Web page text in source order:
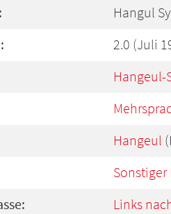
Hangul
2.0 (Juli
Hangeul-
Hangeul
Links